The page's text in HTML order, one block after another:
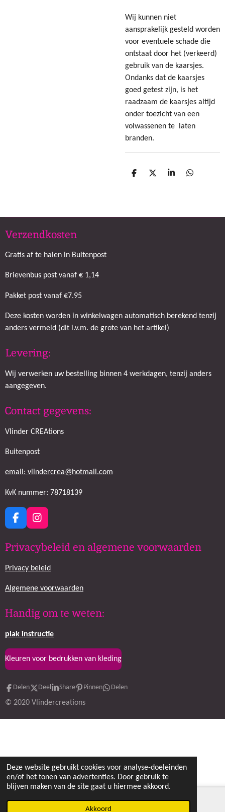
Deze website gebruikt cookies voor analyse-doeleinden
en/of het tonen van advertenties. Door gebruik te
blijven maken van de site gaat u hiermee akkoord.
Akkoord
Wij kunnen niet
aansprakelijk gesteld worden
voor eventuele schade die
ontstaat door het (verkeerd)
gebruik van de kaarsjes.
Ondanks dat de kaarsjes
goed getest zijn, is het
raadzaam de kaarsjes altijd
onder toezicht van een
volwassenen te laten
branden.
D
D
S
D
Verzendkosten
Gratis af te halen in Buitenpost
Brievenbus post vanaf € 1,14
Pakket post vanaf €7.95
Deze kosten worden in winkelwagen automatisch berekend tenzij
anders vermeld (dit i.v.m. de grote van het artikel)
Levering:
Wij verwerken uw bestelling binnen 4 werkdagen, tenzij anders
aangegeven.
Contact gegevens:
Vlinder CREAtions
Buitenpost
email: vlindercrea@hotmail.com
KvK nummer: 78718139
F
a
e
o
k
I
n
t
g
a
Privacybeleid en algemene voorwaarden
Privacy beleid
Algemene voorwaarden
Handig om te weten:
plak instructie
Kleuren voor bedrukken van kleding
Delen Deel Share Pinnen Delen
© 2020 Vlindercreations